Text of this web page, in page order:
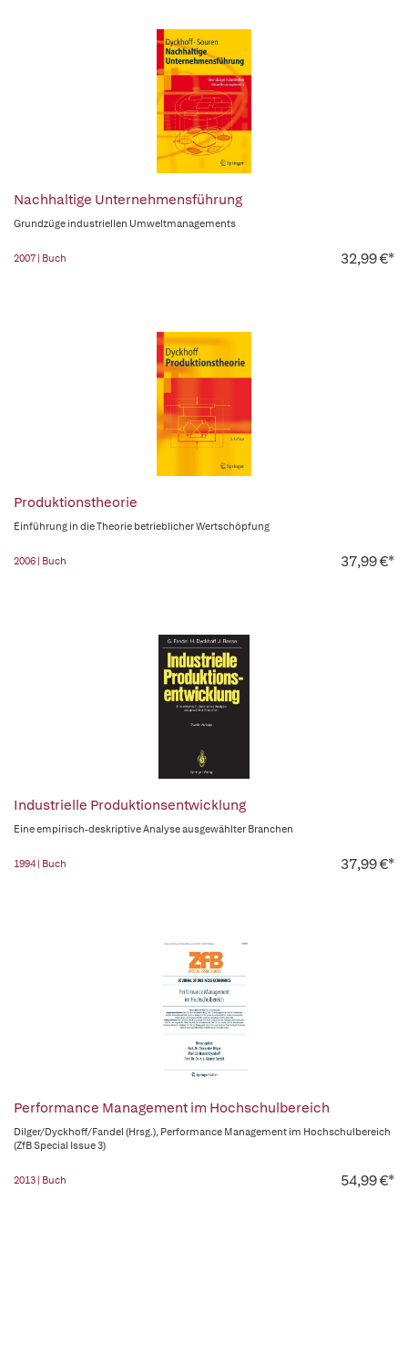
Nachhaltige Unternehmensführung
Grundzüge industriellen Umweltmanagements
2007 | Buch 32,99 €*
Produktionstheorie
Einführung in die Theorie betrieblicher Wertschöpfung
2006 | Buch 37,99 €*
Industrielle Produktionsentwicklung
Eine empirisch-deskriptive Analyse ausgewählter Branchen
1994 | Buch 37,99 €*
Performance Management im Hochschulbereich
Dilger/Dyckhoff/Fandel (Hrsg.), Performance Management im Hochschulbereich
(ZfB Special Issue 3)
2013 | Buch 54,99 €*